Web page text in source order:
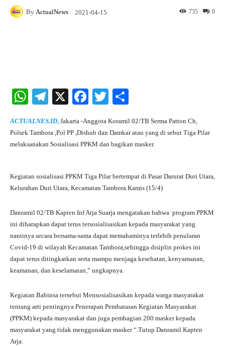
By ActualNews 2021-04-15 0
735
W
ts
A
Te
gr
a
X
Fa
bo
ok
T
tte
r
re
ACTUALNES.ID, Jakarta -Anggota Koramil 02/TB Serma Patton Ch,
Polsek Tambora ,Pol PP ,Dishub dan Damkar atau yang di sebut Tiga Pilar
melaksanakan Sosialisasi PPKM dan bagikan masker.
Kegiatan sosialisasi PPKM Tiga Pilar bertempat di Pasar Darurat Duri Utara,
Kelurahan Duri Utara, Kecamatan Tambora.Kamis (15/4)
Danramil 02/TB Kapten Inf Arja Suarja mengatakan bahwa program PPKM
ini diharapkan dapat terus tersosialisasikan kepada masyarakat yang
nantinya secara bersama-sama dapat memahaminya terlebih penularan
Covid-19 di wilayah Kecamatan Tambora,sehingga disiplin prokes ini
dapat terus ditingkatkan serta mampu menjaga kesehatan, kenyamanan,
keamanan, dan keselamatan,” ungkapnya.
Kegiatan Babinsa tersebut Mensosialisasikan kepada warga masyarakat
tentang arti pentingnya Penerapan Pembatasan Kegiatan Masyarakat
(PPKM) kepada masyarakat dan juga pembagian 200 masker kepada
masyarakat yang tidak menggunakan masker “.Tutup Danramil Kapten
Arja.